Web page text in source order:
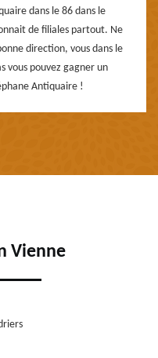
dans le 86 dans le
de filiales partout. Ne
direction, vous dans le
vous pouvez gagner un
Antiquaire !
Vienne